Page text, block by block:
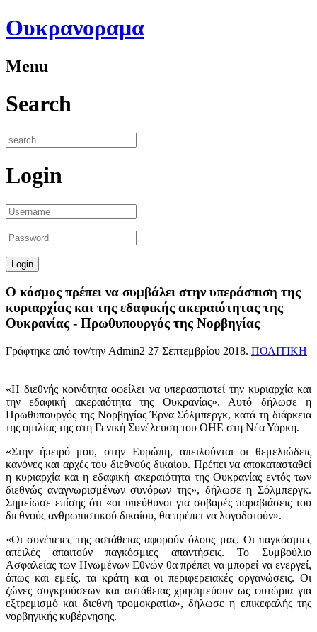
Ουκρανοραμα
Menu
Search
Login
Ο κόσμος πρέπει να συμβάλει στην υπεράσπιση της
κυριαρχίας και της εδαφικής ακεραιότητας της
Ουκρανίας - Πρωθυπουργός της Νορβηγίας
Γράφτηκε από τον/την Admin2 27 Σεπτεμβρίου 2018. ΠΟΛΙΤΙΚΗ
«Η διεθνής κοινότητα οφείλει να υπερασπιστεί την κυριαρχία και
την εδαφική ακεραιότητα της Ουκρανίας». Αυτό δήλωσε η
Πρωθυπουργός της Νορβηγίας Έρνα Σόλμπεργκ, κατά τη διάρκεια
της ομιλίας της στη Γενική Συνέλευση του ΟΗΕ στη Νέα Υόρκη.
«Στην ήπειρό μου, στην Ευρώπη, απειλούνται οι θεμελιώδεις
κανόνες και αρχές του διεθνούς δικαίου. Πρέπει να αποκατασταθεί
η κυριαρχία και η εδαφική ακεραιότητα της Ουκρανίας εντός των
διεθνώς αναγνωρισμένων συνόρων της», δήλωσε η Σόλμπεργκ.
Σημείωσε επίσης ότι «οι υπεύθυνοι για σοβαρές παραβιάσεις του
διεθνούς ανθρωπιστικού δικαίου, θα πρέπει να λογοδοτούν».
«Οι συνέπειες της αστάθειας αφορούν όλους μας. Οι παγκόσμιες
απειλές απαιτούν παγκόσμιες απαντήσεις. Το Συμβούλιο
Ασφαλείας των Ηνωμένων Εθνών θα πρέπει να μπορεί να ενεργεί,
όπως και εμείς, τα κράτη και οι περιφερειακές οργανώσεις. Οι
ζώνες συγκρούσεων και αστάθειας χρησιμεύουν ως φυτώρια για
εξτρεμισμό και διεθνή τρομοκρατία», δήλωσε η επικεφαλής της
νορβηγικής κυβέρνησης.